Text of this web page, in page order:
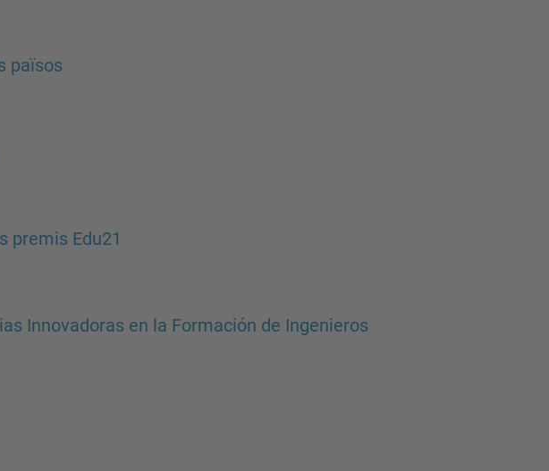
països
premis Edu21
Innovadoras en la Formación de Ingenieros